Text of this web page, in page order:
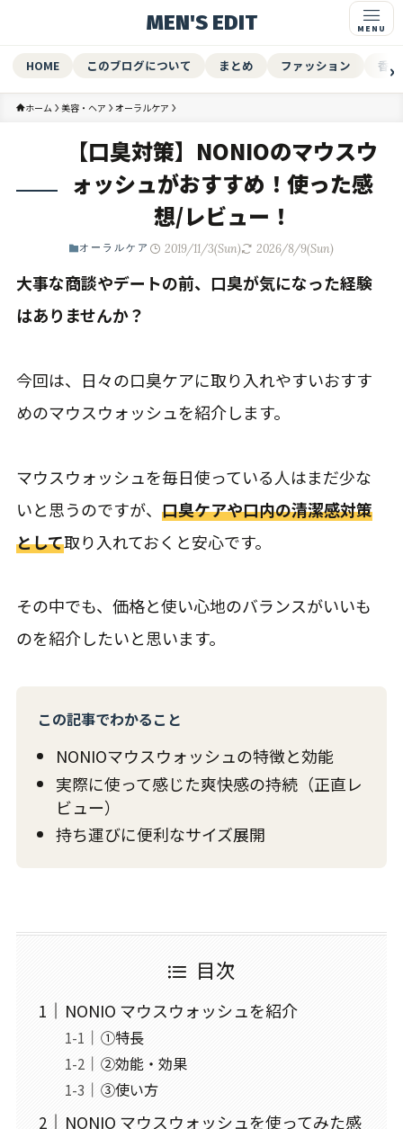
MEN'S EDIT
HOME このブログについて まとめ ファッション 香水
ホーム 美容・ヘア オーラルケア
【口臭対策】NONIOのマウスウ
ォッシュがおすすめ！使った感
想/レビュー！
オーラルケア 2019/11/3(Sun) 2026/8/9(Sun)
大事な商談やデートの前、口臭が気になった経験
はありませんか？
今回は、日々の口臭ケアに取り入れやすいおすす
めのマウスウォッシュを紹介します。
マウスウォッシュを毎日使っている人はまだ少な
いと思うのですが、 口臭ケアや口内の清潔感対策
として取り入れておくと安心です。
その中でも、価格と使い心地のバランスがいいも
のを紹介したいと思います。
この記事でわかること
NONIOマウスウォッシュの特徴と効能
実際に使って感じた爽快感の持続（正直レ
ビュー）
持ち運びに便利なサイズ展開
目次
NONIO マウスウォッシュを紹介
①特長
②効能・効果
③使い方
NONIO マウスウォッシュを使ってみた感